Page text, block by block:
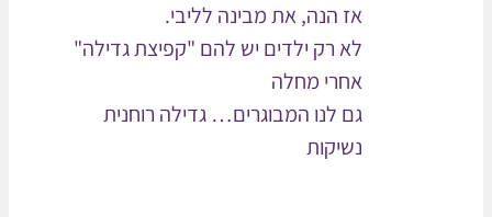
אז הנה, את מבינה לליבי.
לא רק ילדים יש להם "קפיצת גדילה"
אחרי מחלה
גם לנו המבוגרים… גדילה רוחנית